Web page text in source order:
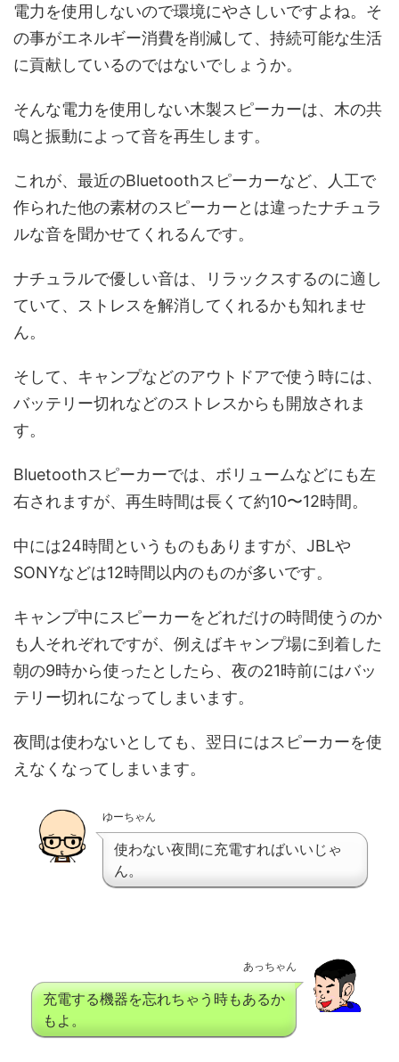
電力を使用しないので環境にやさしいですよね。そ
の事がエネルギー消費を削減して、持続可能な生活
に貢献しているのではないでしょうか。
そんな電力を使用しない木製スピーカーは、木の共
鳴と振動によって音を再生します。
これが、最近のBluetoothスピーカーなど、人工で
作られた他の素材のスピーカーとは違ったナチュラ
ルな音を聞かせてくれるんです。
ナチュラルで優しい音は、リラックスするのに適し
ていて、ストレスを解消してくれるかも知れませ
ん。
そして、キャンプなどのアウトドアで使う時には、
バッテリー切れなどのストレスからも開放されま
す。
Bluetoothスピーカーでは、ボリュームなどにも左
右されますが、再生時間は長くて約10〜12時間。
中には24時間というものもありますが、JBLや
SONYなどは12時間以内のものが多いです。
キャンプ中にスピーカーをどれだけの時間使うのか
も人それぞれですが、例えばキャンプ場に到着した
朝の9時から使ったとしたら、夜の21時前にはバッ
テリー切れになってしまいます。
夜間は使わないとしても、翌日にはスピーカーを使
えなくなってしまいます。
ゆーちゃん
使わない夜間に充電すればいいじゃ
ん。
あっちゃん
充電する機器を忘れちゃう時もあるか
もよ。